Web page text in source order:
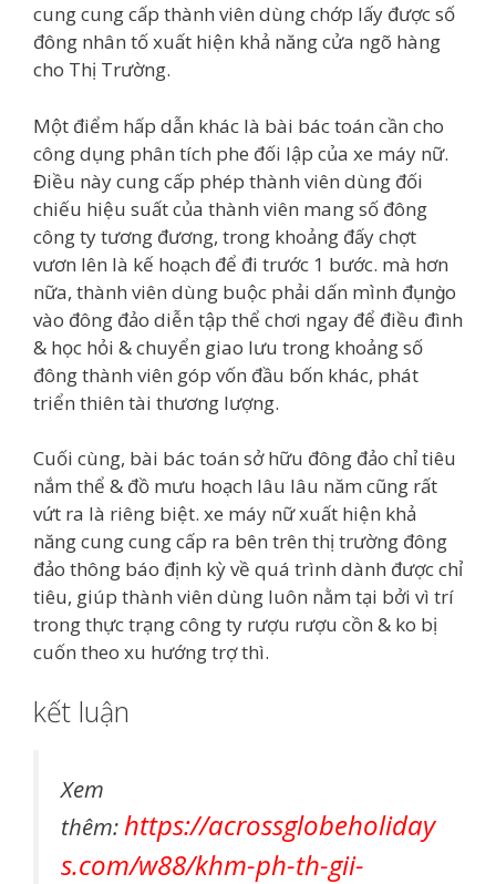
cung cung cấp thành viên dùng chớp lấy được số
đông nhân tố xuất hiện khả năng cửa ngõ hàng
cho Thị Trường.
Một điểm hấp dẫn khác là bài bác toán cần cho
công dụng phân tích phe đối lập của xe máy nữ.
Điều này cung cấp phép thành viên dùng đối
chiếu hiệu suất của thành viên mang số đông
công ty tương đương, trong khoảng đấy chợt
vươn lên là kế hoạch để đi trước 1 bước. mà hơn
nữa, thành viên dùng buộc phải dấn mình đụng̀o
vào đông đảo diễn tập thể chơi ngay để điều đình
& học hỏi & chuyển giao lưu trong khoảng số
đông thành viên góp vốn đầu bốn khác, phát
triển thiên tài thương lượng.
Cuối cùng, bài bác toán sở hữu đông đảo chỉ tiêu
nắm thể & đồ mưu hoạch lâu lâu năm cũng rất
vứt ra là riêng biệt. xe máy nữ xuất hiện khả
năng cung cung cấp ra bên trên thị trường đông
đảo thông báo định kỳ về quá trình dành được chỉ
tiêu, giúp thành viên dùng luôn nằm tại bởi vì trí
trong thực trạng công ty rượu rượu cồn & ko bị
cuốn theo xu hướng trợ thì.
kết luận
Xem
thêm: https://acrossglobeholiday
s.com/w88/khm-ph-th-gii-